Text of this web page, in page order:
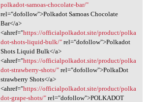
polkadot-samoas-chocolate-bar/"
rel="dofollow">Polkadot Samoas Chocolate
Bar</a>
<ahref="https://officialpolkadot.site/product/polka
dot-shots-liquid-bulk/"rel="dofollow">Polkadot
Shots Liquid Bulk</a>
<ahref="https://officialpolkadot.site/product/polka
dot-strawberry-shots/"rel="dofollow">PolkaDot
strawberry Shots</a>
<ahref="https://officialpolkadot.site/product/polka
dot-grape-shots/"rel="dofollow">POLKADOT